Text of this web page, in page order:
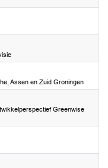
Assen en Zuid Groningen
Greenwise